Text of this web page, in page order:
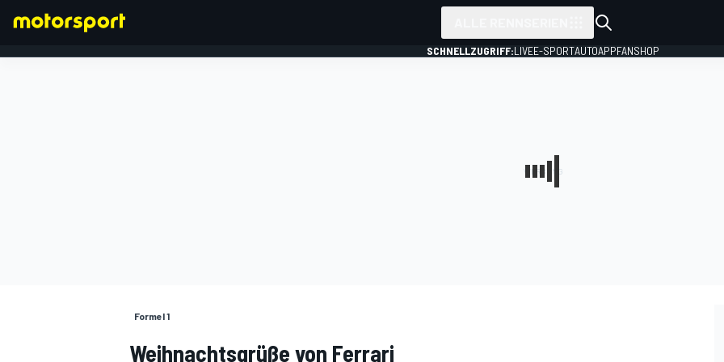
SCHNELLZUGRIFF:LIVEE-SPORTAUTOAPPFANSHOP
Formel 1
Weihnachtsgrüße von Ferrari